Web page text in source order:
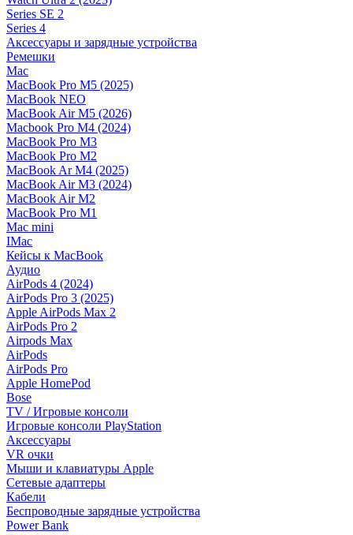
Series SE 2
Series 4
Аксессуары и зарядные устройства
Ремешки
Mac
MacBook Pro M5 (2025)
MacBook NEO
MacBook Air M5 (2026)
Macbook Pro M4 (2024)
MacBook Pro M3
MacBook Pro M2
MacBook Ar M4 (2025)
MacBook Air M3 (2024)
MacBook Air M2
MacBook Pro M1
Mac mini
IMac
Кейсы к MacBook
Аудио
AirPods 4 (2024)
AirPods Pro 3 (2025)
Apple AirPods Max 2
AirPods Pro 2
Airpods Max
AirPods
AirPods Pro
Apple HomePod
Bose
TV / Игровые консоли
Игровые консоли PlayStation
Аксессуары
VR очки
Мыши и клавиатуры Apple
Сетевые адаптеры
Кабели
Беспроводные зарядные устройства
Power Bank